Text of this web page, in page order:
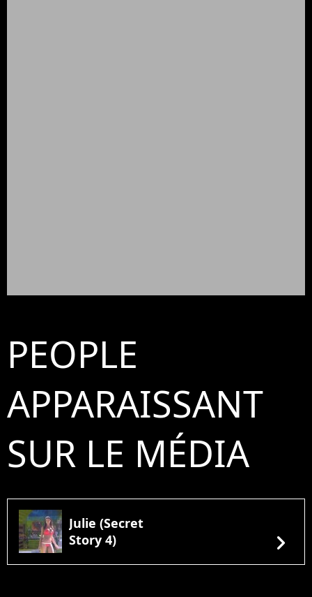
PEOPLE
APPARAISSANT
SUR LE MÉDIA
Julie (Secret
Story 4)
chevron_right